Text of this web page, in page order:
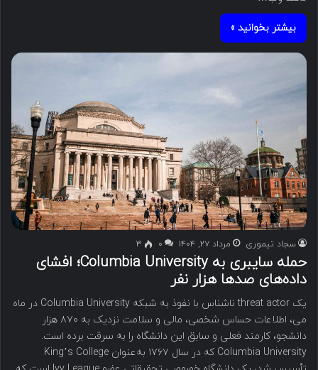
بیشتر بخوانید »
سجاد تیموری مرداد ۲۷, ۱۴۰۴ ۰ 3
حمله سایبری به Columbia University؛ افشای
داده‌های صدها هزار نفر
یک threat actor ناشناس با نفوذ به شبکه Columbia University در ماه
می، اطلاعات حساس شخصی، مالی و سلامت نزدیک به ۸۷۰ هزار
دانشجو، کارمند فعلی و سابق این دانشگاه را به سرقت برده است.
Columbia University که در سال ۱۷۶۷ به‌عنوان King’s College